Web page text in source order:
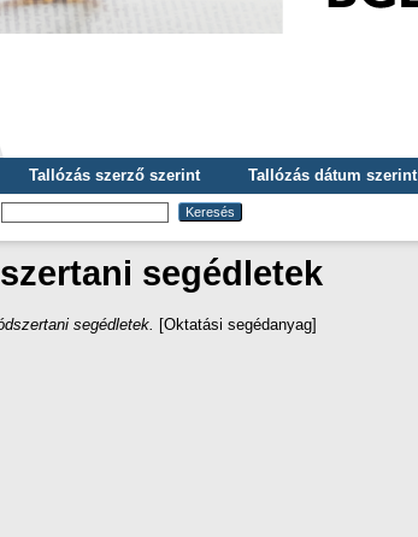
Tallózás szerző szerint Tallózás dátum szerint
segédletek
segédletek. [Oktatási segédanyag]